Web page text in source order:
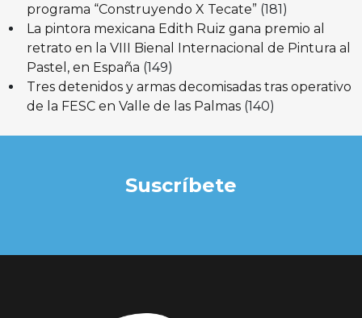
programa “Construyendo X Tecate” (181)
La pintora mexicana Edith Ruiz gana premio al
retrato en la VIII Bienal Internacional de Pintura al
Pastel, en España (149)
Tres detenidos y armas decomisadas tras operativo
de la FESC en Valle de las Palmas (140)
Suscríbete